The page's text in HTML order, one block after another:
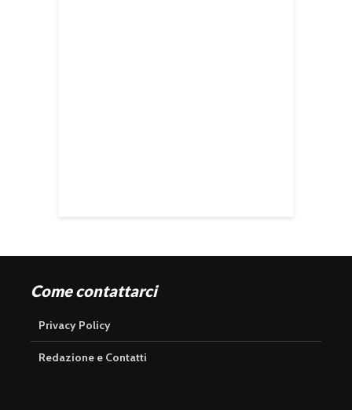
Come contattarci
Privacy Policy
Redazione e Contatti